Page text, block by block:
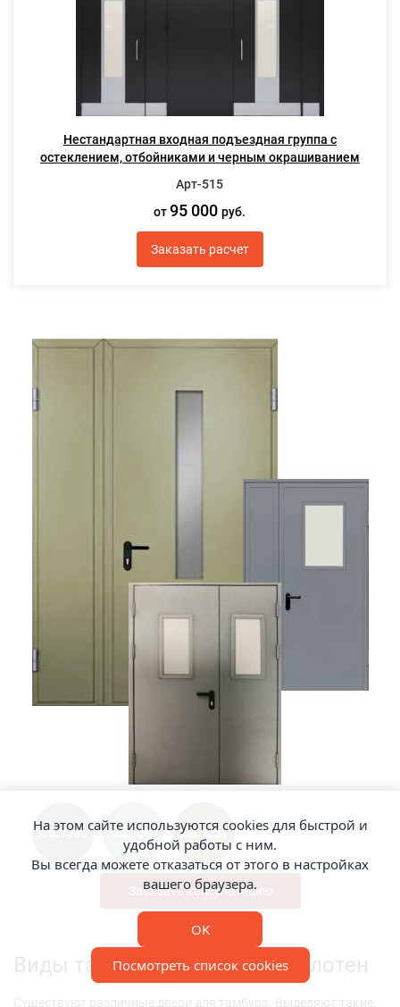
Нестандартная входная подъездная группа с
остеклением, отбойниками и черным окрашиванием
Арт-515
от95 000руб.
Заказать расчет
Заказать консультацию
Виды тамбурных дверных полотен
На этом сайте используются cookies для быстрой и
удобной работы с ним.
Вы всегда можете отказаться от этого в настройках
вашего браузера.
OK
Посмотреть список cookies